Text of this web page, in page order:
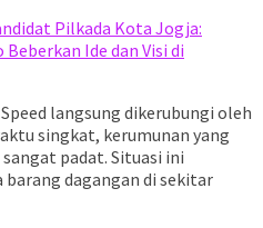
Pilkada Kota Jogja:
Ide dan Visi di
langsung dikerubungi oleh
singkat, kerumunan yang
padat. Situasi ini
barang dagangan di sekitar